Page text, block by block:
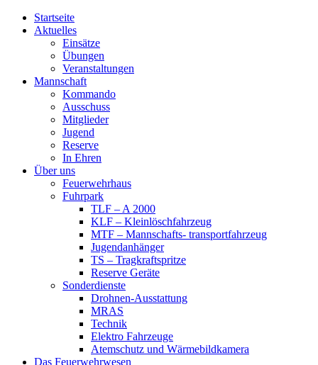
Startseite
Aktuelles
Einsätze
Übungen
Veranstaltungen
Mannschaft
Kommando
Ausschuss
Mitglieder
Jugend
Reserve
In Ehren
Über uns
Feuerwehrhaus
Fuhrpark
TLF – A 2000
KLF – Kleinlöschfahrzeug
MTF – Mannschafts- transportfahrzeug
Jugendanhänger
TS – Tragkraftspritze
Reserve Geräte
Sonderdienste
Drohnen-Ausstattung
MRAS
Technik
Elektro Fahrzeuge
Atemschutz und Wärmebildkamera
Das Feuerwehrwesen